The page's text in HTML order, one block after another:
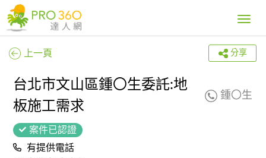
Toggle
上一頁 分享
台北市文山區鍾〇生委託:地
板施工需求
鍾〇生
案件已認證
有提供電話